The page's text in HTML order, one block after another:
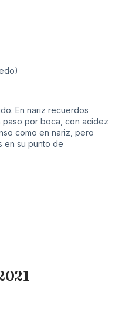
En nariz recuerdos
paso por boca, con acidez
como en nariz, pero
en su punto de